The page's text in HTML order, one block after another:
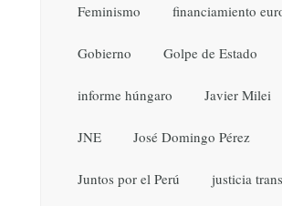
Feminismo financiamiento
Gobierno Golpe de Estado
informe húngaro Javier Milei
JNE José Domingo Pérez
Juntos por el Perú justicia